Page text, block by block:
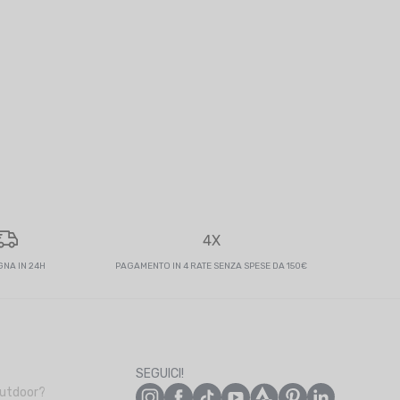
ULTRA-ENDURANCE
- SPEDITO IN 24/48 ORE
IN 24H
4X
PAGAMENTO IN 4 RATE SENZA SPESE DA 150€
SEGUICI!